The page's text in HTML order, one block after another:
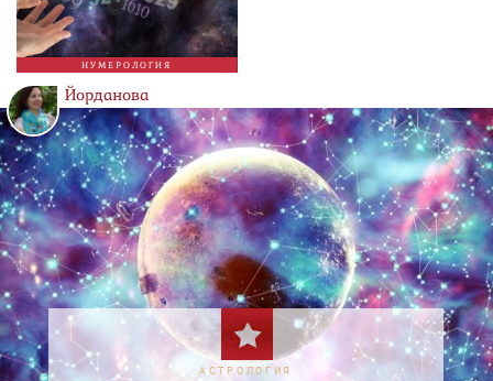
НУМЕРОЛОГИЯ
Йорданова
АСТРОЛОГИЯ